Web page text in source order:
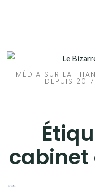
Aller
MÉDIA SUR LA
DEPUIS
cabinet
LIVRES